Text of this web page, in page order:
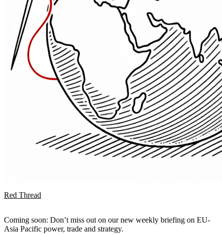
Red Thread
Coming soon: Don’t miss out on our new weekly briefing on EU-
Asia Pacific power, trade and strategy.